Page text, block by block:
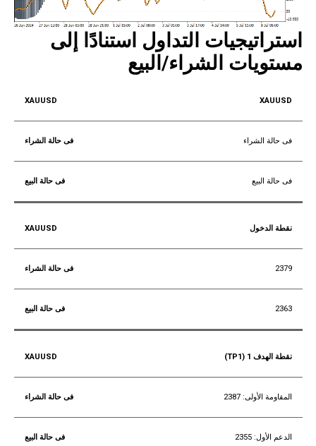
استراتيجيات التداول استنادًا إلى
مستويات الشراء/البيع
XAUUSD
فى حالة الشراء
فى حالة البيع
نقطة الدخول
2379
2363
نقطة الهدف 1 (TP1)
المقاومة الأولى: 2387
الدعم الأول: 2355